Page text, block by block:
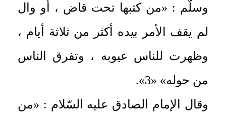
وسلّم : «من كتبها تحت قاض ، أو وال
لم يقف الأمر بيده أكثر من ثلاثة أيام ،
وظهرت للناس عيوبه ، وتفرق الناس
من حوله» «3».
وقال الإمام الصادق عليه السّلام : «من